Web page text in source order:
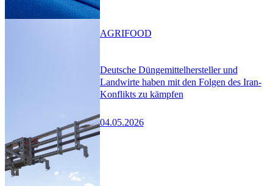
Deutsche Düngemittelhersteller und
Landwirte haben mit den Folgen des Iran-
Konflikts zu kämpfen
04.05.2026
AGRIFOOD